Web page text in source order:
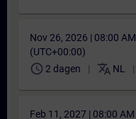
Nov 26, 2026 | 08:00 AM
(UTC+00:00)
schedule 2 dagen translate NL
Feb 11, 2027 | 08:00 AM